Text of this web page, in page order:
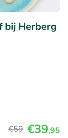
bij Herberg
€59 €39,95